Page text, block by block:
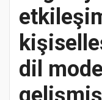
dil